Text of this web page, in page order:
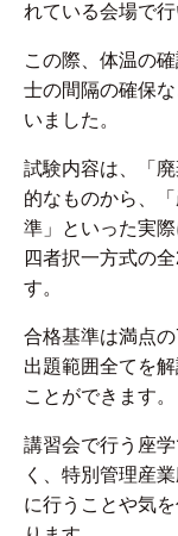
れている会場で行
この際、体温の
士の間隔の確保
いました。
試験内容は、「
的なものから、
準」といった実
四者択一方式の
す。
合格基準は満点
出題範囲全てを
ことができます。
講習会で行う座
く、特別管理産
に行うことや気